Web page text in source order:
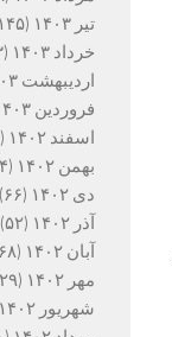
تیر ۱۴۰۳
(۱۴۵)
خرداد ۱۴۰۳
(۴۳)
اردیبهشت ۱۴۰۳
فروردین ۱۴۰۳
اسفند ۱۴۰۲
(۷۷)
بهمن ۱۴۰۲
(۳۴)
دی ۱۴۰۲
(۶۶)
آذر ۱۴۰۲
(۵۲)
آبان ۱۴۰۲
(۶۸)
مهر ۱۴۰۲
(۲۹)
شهریور ۱۴۰۲